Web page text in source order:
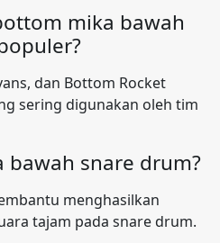
mika bawah
dan Bottom Rocket
sering digunakan oleh tim
bawah snare drum?
menghasilkan
tajam pada snare drum.